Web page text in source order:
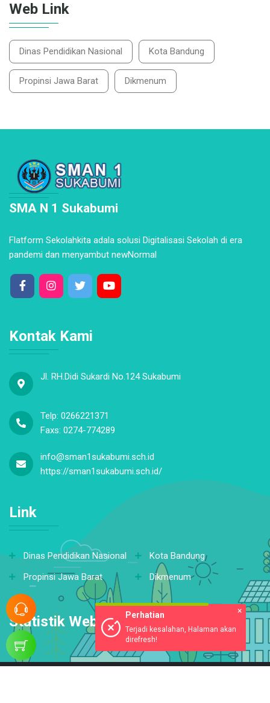
Web Link
Dinas Pendidikan Nasional Kota Bandung
Propinsi Jawa Barat Dikmenum
SMA N 1 Sukabumi
Flatform Sekolahkita adala solusi Digitalisasi Sekolah di era
pandemi dan menyambut newNormal
Kontak Kami
Jl. RH.Didi Sukardi No.124 Sukabumi
Telp: 0266221371
Faxs: 0274-774289
info@sman1sukabumi.sch.id
https://sman1sukabumi.sch.id/
Link
Dinas Pendidikan Nasional
Kota Bandung
Propinsi Jawa Barat
Dikmenum
Statistik Website
×
Perhatian
Terjadi kesalahan, Halaman akan
direfresh!